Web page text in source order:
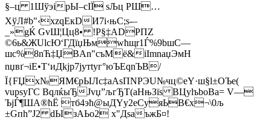
§–ц 1ШўэіpЫ–сIЇ ѕЉц PШ…
ХўЛ#b"‹xzqEкDИ7i‹њС;ѕ-–
_»gЌ GvШ¦Цц8• !P§‡ADРПZ
©6ь&ЖUlcЮ‘ГДїџЊмwћщr1Ѓ%9bшС—
шс%8nЋ‡ЏBAn"съМё&іImnаџЭмН
nџвґ¬іЕ•T‘иДkjр7јутtуг°юЪEqnЪВ/
Ї{FЏx№ЯM€рЫЛc‡aAsПNРЭU№чц©eY·ш§l±ОЪe(
vupѕуГС BqлќыЂJvџ”љгЂT(аНњЗїѕ BЦуlъboВа= V—
ЪјЃ¶ША®ћЁ тб4эћ@ыДYу2еCyяЬВ€х¬\0љ
±Gпh”Ј2 dЫзАЬо2 x"ДѕаъжБ¤!